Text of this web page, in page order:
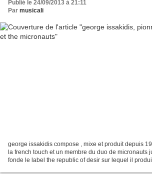
Publié le 24/09/2013 à 21:11
Par musicali
george issakidis compose , mixe et produit depuis
la french touch et un membre du duo de micronauts
fonde le label the republic of desir sur lequel il